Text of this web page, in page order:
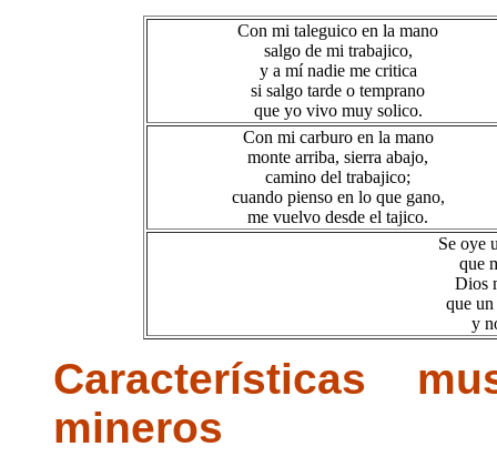
Con mi taleguico en la mano
salgo de mi trabajico,
y a mí nadie me critica
si salgo tarde o temprano
que yo vivo muy solico.
Con mi carburo en la mano
monte arriba, sierra abajo,
camino del trabajico;
cuando pienso en lo que gano,
me vuelvo desde el tajico.
Se oye
que
Dios
que
y
Características
mineros